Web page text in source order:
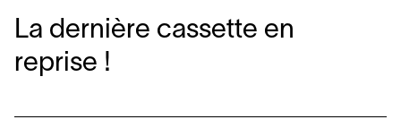
La dernière cassette en
reprise !